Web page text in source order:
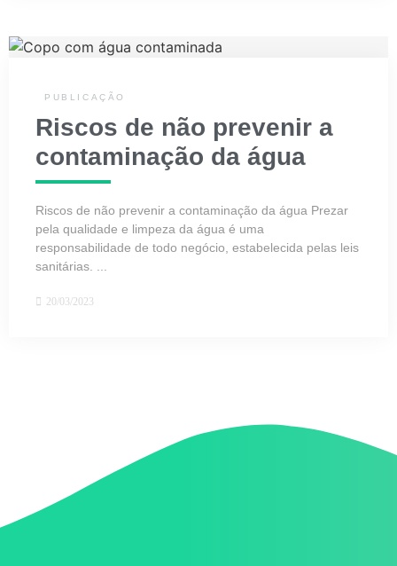
PUBLICAÇÃO
Riscos de não prevenir a
contaminação da água
Riscos de não prevenir a contaminação da água Prezar
pela qualidade e limpeza da água é uma
responsabilidade de todo negócio, estabelecida pelas leis
sanitárias. ...
20/03/2023